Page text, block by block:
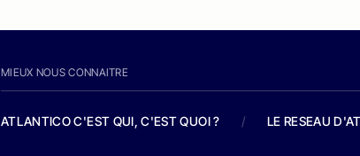
MIEUX NOUS CONNAITRE
ATLANTICO C'EST QUI, C'EST QUOI ? / LE RESEAU